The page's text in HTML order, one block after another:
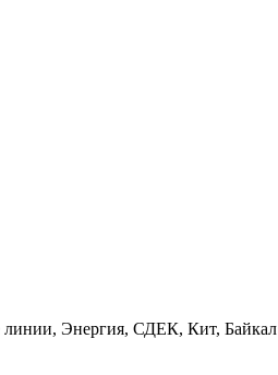
линии, Энергия, СДЕК, Кит, Байкал